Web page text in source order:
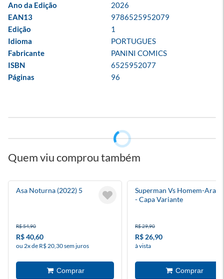
Ano da Edição
2026
EAN13
9786525952079
Edição
1
Idioma
PORTUGUES
Fabricante
PANINI COMICS
ISBN
6525952077
Páginas
96
Quem viu comprou também
Asa Noturna (2022) 5
R$ 54,90
R$ 40,60
ou 2x de R$ 20,30 sem juros
Superman Vs Homem-
- Capa Variante
R$ 29,90
R$ 26,90
à vista